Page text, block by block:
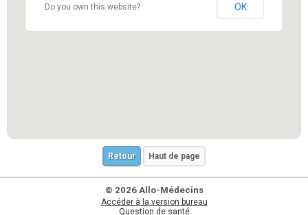
Do you own this website? OK
Retour Haut de page
© 2026 Allo-Médecins
Accéder à la version bureau
Question de santé